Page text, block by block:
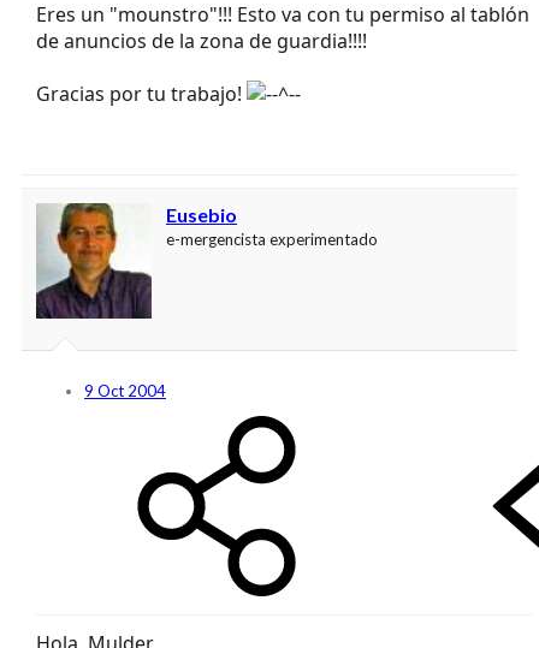
Eres un "mounstro"!!! Esto va con tu permiso al tablón
de anuncios de la zona de guardia!!!!
Gracias por tu trabajo!
Eusebio
e-mergencista experimentado
9 Oct 2004